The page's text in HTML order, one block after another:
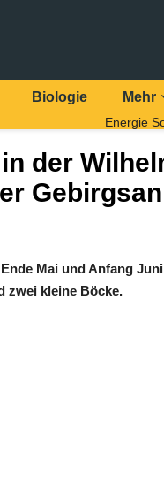
Biologie Mehr
Energie
der
Mai und Anfang
zwei kleine Böcke.